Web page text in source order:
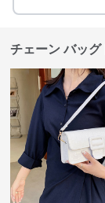
チェーン バッ